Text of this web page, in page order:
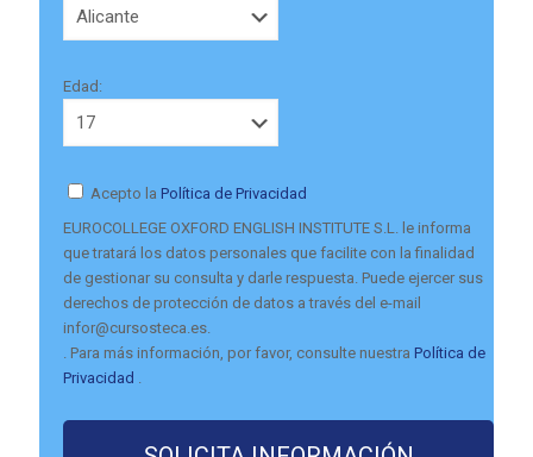
Edad:
Acepto la Política de Privacidad
EUROCOLLEGE OXFORD ENGLISH INSTITUTE S.L. le informa
que tratará los datos personales que facilite con la finalidad
de gestionar su consulta y darle respuesta. Puede ejercer sus
derechos de protección de datos a través del e-mail
infor@cursosteca.es.
. Para más información, por favor, consulte nuestra Política de
Privacidad